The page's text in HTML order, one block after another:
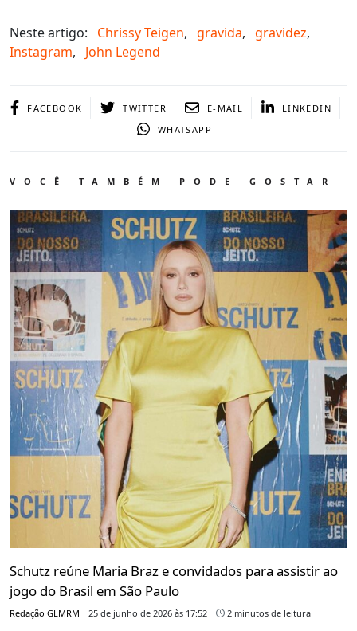
Neste artigo: Chrissy Teigen, gravida, gravidez,
Instagram, John Legend
FACEBOOK TWITTER E-MAIL
LINKEDIN
WHATSAPP
VOCÊ TAMBÉM PODE GOSTAR
Schutz reúne Maria Braz e convidados para assistir ao
jogo do Brasil em São Paulo
Redação GLMRM 25 de junho de 2026 às 17:52 2 minutos de leitura